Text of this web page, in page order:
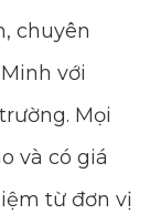
chuyên
với
Mọi
và có giá
từ đơn vị